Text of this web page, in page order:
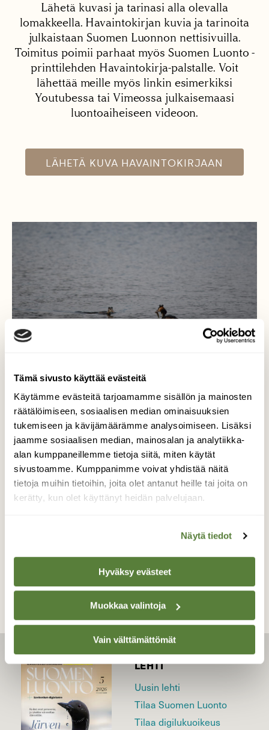
Tämä sivusto käyttää evästeitä
Käytämme evästeitä tarjoamamme sisällön ja mainosten
räätälöimiseen, sosiaalisen median ominaisuuksien
tukemiseen ja kävijämäärämme analysoimiseen. Lisäksi
jaamme sosiaalisen median, mainosalan ja analytiikka-
alan kumppaneillemme tietoja siitä, miten käytät
sivustoamme. Kumppanimme voivat yhdistää näitä
tietoja muihin tietoihin, joita olet antanut heille tai joita on
kerätty, kun olet käyttänyt heidän palvelujaan.
Näytä tiedot
Hyväksy evästeet
Muokkaa valintoja
Vain välttämättömät
Lähetä kuvasi ja tarinasi alla olevalla
lomakkeella. Havaintokirjan kuvia ja tarinoita
julkaistaan Suomen Luonnon nettisivuilla.
Toimitus poimii parhaat myös Suomen Luonto -
printtilehden Havaintokirja-palstalle. Voit
lähettää meille myös linkin esimerkiksi
Youtubessa tai Vimeossa julkaisemaasi
luontoaiheiseen videoon.
LÄHETÄ KUVA HAVAINTOKIRJAAN
silkkiuikut
Silkkiuikku ruokki vielä 9.9 kahta poikastansa
Tammelan Pyhäjärvellä
Valokuvaaja: Riitta Marjamäki, Tammela 9.9.2018
LEHTI
Uusin lehti
Tilaa Suomen Luonto
Tilaa digilukuoikeus